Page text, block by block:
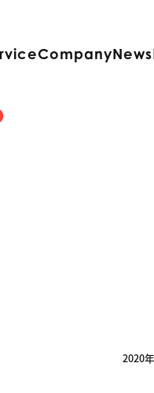
CompanyNews
2020